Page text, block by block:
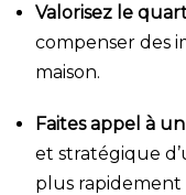
Valorisez le
compenser des
maison.
Faites appel à
et stratégique
plus